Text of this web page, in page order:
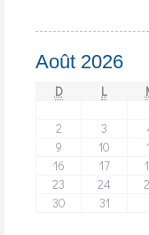
Août 2026
D L
2
3
9
10
16
17
23
24
30
31